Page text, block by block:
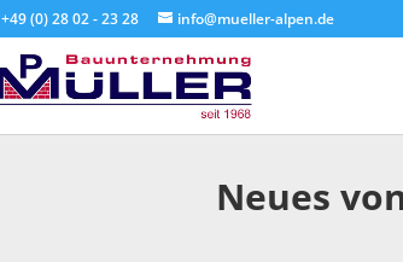
+49 (0) 28 02 - 23 28 info@mueller-alpen.de
Neues